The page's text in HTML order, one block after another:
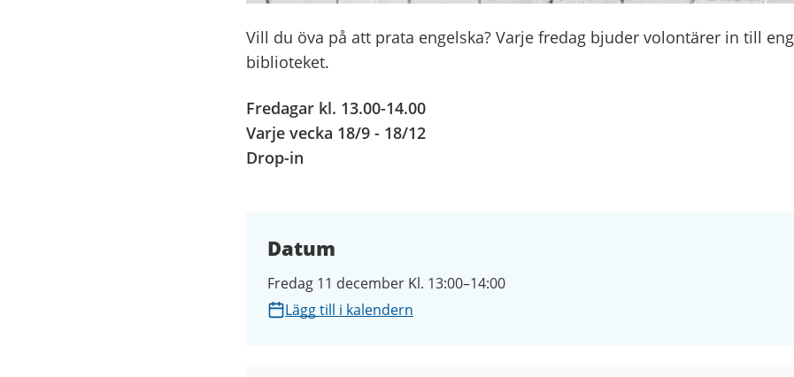
Vill du öva på att prata engelska? Varje fredag bjuder volontärer in till
biblioteket.
Fredagar kl. 13.00-14.00
Varje vecka 18/9 - 18/12
Drop-in
Datum
Fredag 11 december Kl. 13:00–14:00
Lägg till i kalendern